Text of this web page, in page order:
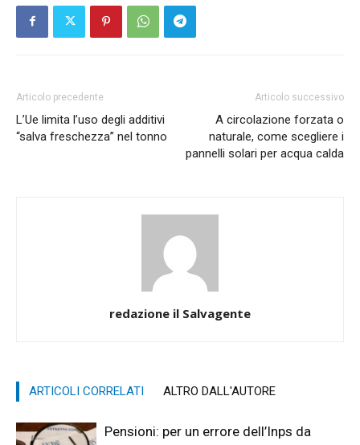
Articolo precedente
L’Ue limita l’uso degli additivi
“salva freschezza” nel tonno
Articolo successivo
A circolazione forzata o
naturale, come scegliere i
pannelli solari per acqua calda
redazione il Salvagente
ARTICOLI CORRELATI ALTRO DALL'AUTORE
Pensioni: per un errore dell’Inps da